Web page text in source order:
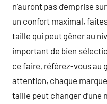
n’auront pas d’emprise
un confort maximal,
taille qui peut gêner au
important de bien
ce faire, référez-vous au
attention, chaque
taille peut changer d’une